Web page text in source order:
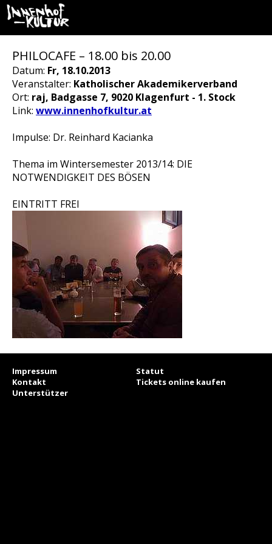
PHILOCAFE – 18.00 bis 20.00
Datum: Fr, 18.10.2013
Veranstalter: Katholischer Akademikerverband
Ort: raj, Badgasse 7, 9020 Klagenfurt - 1. Stock
Link: www.innenhofkultur.at
Impulse: Dr. Reinhard Kacianka
Thema im Wintersemester 2013/14: DIE
NOTWENDIGKEIT DES BÖSEN
EINTRITT FREI
Impressum
Statut
Kontakt
Tickets online kaufen
Unterstützer